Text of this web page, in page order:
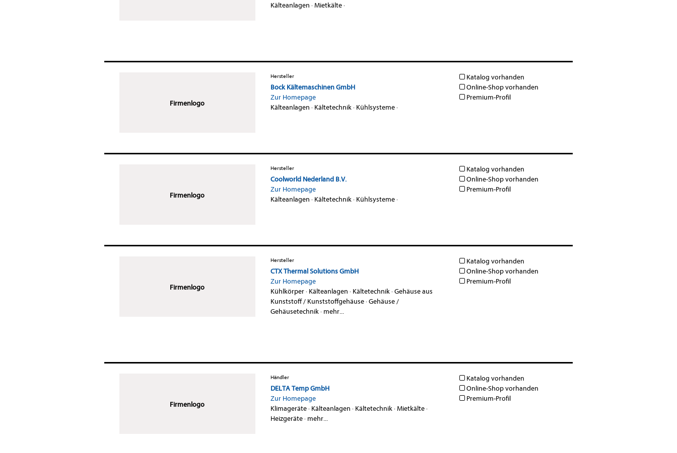
Kälteanlagen ·Mietkälte·
Firmenlogo
Hersteller
Bock Kältemaschinen GmbH
Zur Homepage
Kälteanlagen · Kältetechnik· Kühlsysteme·
Katalog vorhanden
Online-Shop vorhanden
Premium-Profil
Firmenlogo
Hersteller
Coolworld Nederland B.V.
Zur Homepage
Kälteanlagen · Kältetechnik· Kühlsysteme·
Katalog vorhanden
Online-Shop vorhanden
Premium-Profil
Firmenlogo
Hersteller
CTX Thermal Solutions GmbH
Zur Homepage
Kühlkörper· Kälteanlagen · Kältetechnik·Gehäuse aus
Kunststoff / Kunststoffgehäuse·Gehäuse /
Gehäusetechnik· mehr...
Katalog vorhanden
Online-Shop vorhanden
Premium-Profil
Firmenlogo
Händler
DELTA Temp GmbH
Zur Homepage
Klimageräte· Kälteanlagen · Kältetechnik·Mietkälte·
Heizgeräte· mehr...
Katalog vorhanden
Online-Shop vorhanden
Premium-Profil